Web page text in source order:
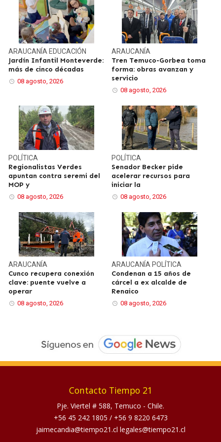
ARAUCANÍA EDUCACIÓN
Jardín Infantil Monteverde:
más de cinco décadas
08 agosto, 2026
ARAUCANÍA
Tren Temuco-Gorbea toma
forma: obras avanzan y
servicio
08 agosto, 2026
POLÍTICA
Regionalistas Verdes
apuntan contra seremi del
MOP y
08 agosto, 2026
POLÍTICA
Senador Becker pide
acelerar recursos para
iniciar la
08 agosto, 2026
ARAUCANÍA
Cunco recupera conexión
clave: puente vuelve a
operar
08 agosto, 2026
ARAUCANÍA POLÍTICA
Condenan a 15 años de
cárcel a ex alcalde de
Renaico
08 agosto, 2026
Contacto Tiempo 21
Pje. Viertel # 588, Temuco - Chile.
+56 45 242 1805 / +56 9 8220 6473
jaimecandia@tiempo21.cl legales@tiempo21.cl